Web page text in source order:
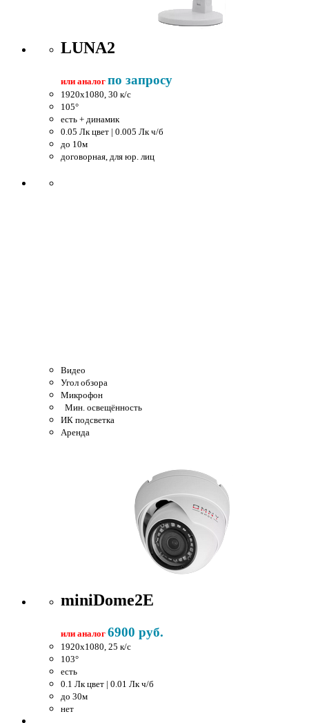
LUNA2
или аналог по запросу
1920x1080, 30 к/c
105°
есть + динамик
0.05 Лк цвет | 0.005 Лк ч/б
до 10м
договорная, для юр. лиц
Видео
Угол обзора
Микрофон
Мин. освещённость
ИК подсветка
Аренда
miniDome2E
или аналог 6900 руб.
1920x1080, 25 к/c
103°
есть
0.1 Лк цвет | 0.01 Лк ч/б
до 30м
нет